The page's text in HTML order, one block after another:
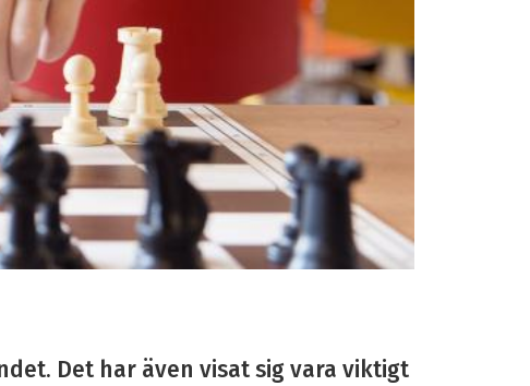
Det har även visat sig vara viktigt